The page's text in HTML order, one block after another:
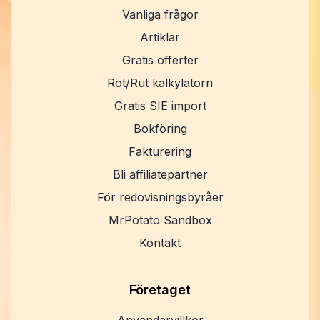
Vanliga frågor
Artiklar
Gratis offerter
Rot/Rut kalkylatorn
Gratis SIE import
Bokföring
Fakturering
Bli affiliatepartner
För redovisningsbyråer
MrPotato Sandbox
Kontakt
Företaget